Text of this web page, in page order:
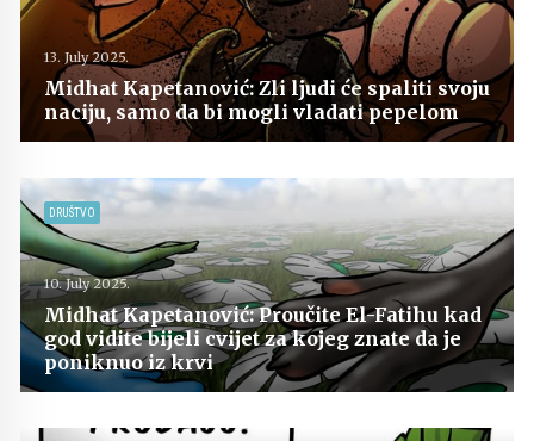
13. July 2025.
Midhat Kapetanović: Zli ljudi će spaliti svoju
naciju, samo da bi mogli vladati pepelom
DRUŠTVO
10. July 2025.
Midhat Kapetanović: Proučite El-Fatihu kad
god vidite bijeli cvijet za kojeg znate da je
poniknuo iz krvi